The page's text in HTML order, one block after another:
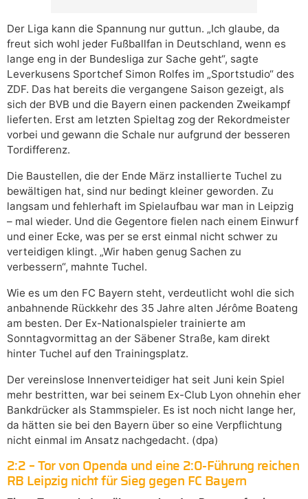
Der Liga kann die Spannung nur guttun. „Ich glaube, da
freut sich wohl jeder Fußballfan in Deutschland, wenn es
lange eng in der Bundesliga zur Sache geht“, sagte
Leverkusens Sportchef Simon Rolfes im „Sportstudio“ des
ZDF. Das hat bereits die vergangene Saison gezeigt, als
sich der BVB und die Bayern einen packenden Zweikampf
lieferten. Erst am letzten Spieltag zog der Rekordmeister
vorbei und gewann die Schale nur aufgrund der besseren
Tordifferenz.
Die Baustellen, die der Ende März installierte Tuchel zu
bewältigen hat, sind nur bedingt kleiner geworden. Zu
langsam und fehlerhaft im Spielaufbau war man in Leipzig
– mal wieder. Und die Gegentore fielen nach einem Einwurf
und einer Ecke, was per se erst einmal nicht schwer zu
verteidigen klingt. „Wir haben genug Sachen zu
verbessern“, mahnte Tuchel.
Wie es um den FC Bayern steht, verdeutlicht wohl die sich
anbahnende Rückkehr des 35 Jahre alten Jérôme Boateng
am besten. Der Ex-Nationalspieler trainierte am
Sonntagvormittag an der Säbener Straße, kam direkt
hinter Tuchel auf den Trainingsplatz.
Der vereinslose Innenverteidiger hat seit Juni kein Spiel
mehr bestritten, war bei seinem Ex-Club Lyon ohnehin eher
Bankdrücker als Stammspieler. Es ist noch nicht lange her,
da hätten sie bei den Bayern über so eine Verpflichtung
nicht einmal im Ansatz nachgedacht. (dpa)
2:2 – Tor von Openda und eine 2:0-Führung reichen
RB Leipzig nicht für Sieg gegen FC Bayern